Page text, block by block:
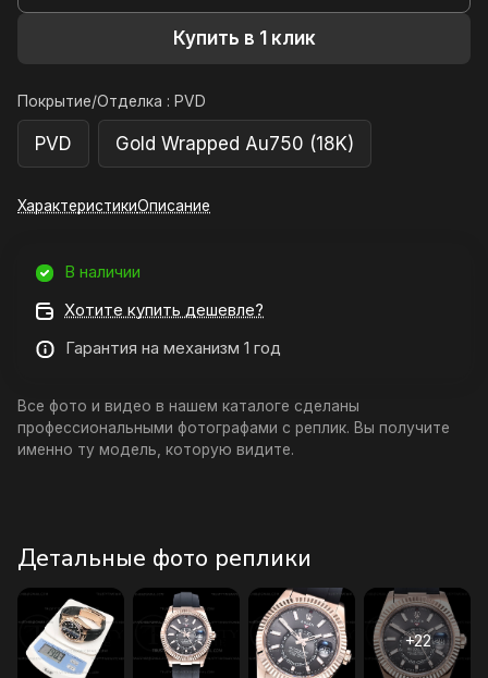
Купить в 1 клик
Покрытие/Отделка : PVD
PVD Gold Wrapped Au750 (18K)
ХарактеристикиОписание
В наличии
Хотите купить дешевле?
Гарантия на механизм 1 год
Все фото и видео в нашем каталоге сделаны
профессиональными фотографами с реплик. Вы получите
именно ту модель, которую видите.
Детальные фото реплики